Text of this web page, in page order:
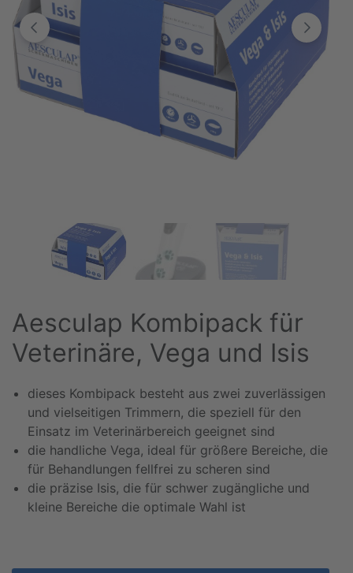
Aesculap Kombipack für
Veterinäre, Vega und Isis
dieses Kombipack besteht aus zwei zuverlässigen
und vielseitigen Trimmern, die speziell für den
Einsatz im Veterinärbereich geeignet sind
die handliche Vega, ideal für größere Bereiche, die
für Behandlungen fellfrei zu scheren sind
die präzise Isis, die für schwer zugängliche und
kleine Bereiche die optimale Wahl ist